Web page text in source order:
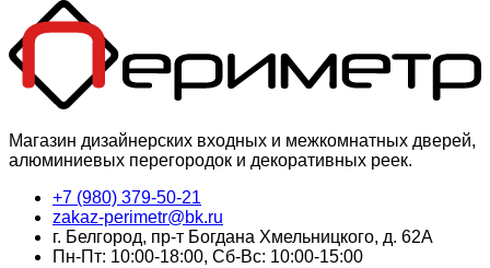
Магазин дизайнерских входных и межкомнатных дверей,
алюминиевых перегородок и декоративных реек.
+7 (980) 379-50-21
zakaz-perimetr@bk.ru
г. Белгород, пр-т Богдана Хмельницкого, д. 62А
Пн-Пт: 10:00-18:00, Сб-Вс: 10:00-15:00